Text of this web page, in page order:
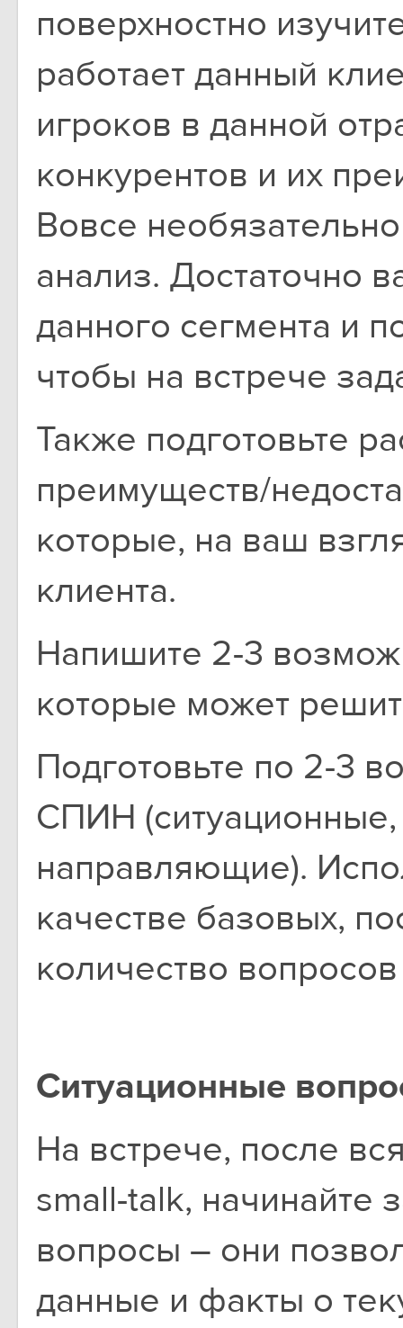
поверхностно
работает данный
игроков в данной
конкурентов и их
Вовсе
анализ. Достаточно
данного сегмента и
чтобы на встрече
Также подготовьте
преимуществ/
которые, на ваш
клиента.
Напишите 2-3
которые может
Подготовьте по 2-3
СПИН
направляющие).
качестве базовых,
количество
Ситуационные
На встрече, после
small-talk, начинайте
вопросы – они
данные и факты о